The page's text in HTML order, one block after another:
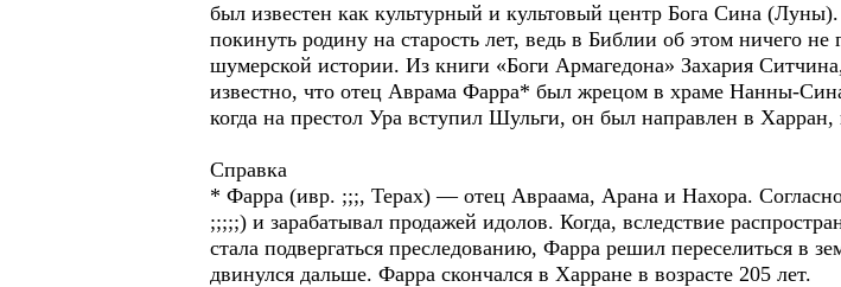
был известен как культурный и культовый центр Бога Сина
покинуть родину на старость лет, ведь в Библии об этом ничего не
шумерской истории. Из книги «Боги Армагедона» Захария
известно, что отец Аврама Фарра* был жрецом в храме Нанны-
когда на престол Ура вступил Шульги, он был направлен в
Справка
* Фарра (ивр. ;;;, Терах) — отец Авраама, Арана и Нахора.
;;;;;) и зарабатывал продажей идолов. Когда, вследствие
стала подвергаться преследованию, Фарра решил переселиться в
двинулся дальше. Фарра скончался в Харране в возрасте 205 лет.